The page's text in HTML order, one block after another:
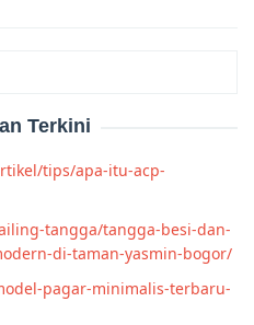
Terkini
tips/apa-itu-acp-
tangga/tangga-besi-dan-
di-taman-yasmin-bogor/
pagar-minimalis-terbaru-